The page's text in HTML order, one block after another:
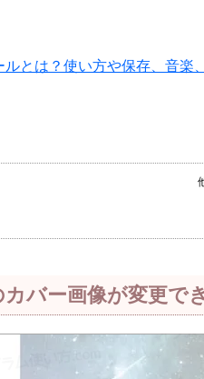
ルとは？使い方や保存、音楽
バー画像が変更で